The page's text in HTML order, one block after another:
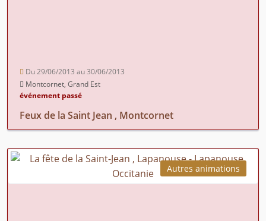
Du 29/06/2013 au 30/06/2013
Montcornet, Grand Est
événement passé
Feux de la Saint Jean , Montcornet
Autres animations